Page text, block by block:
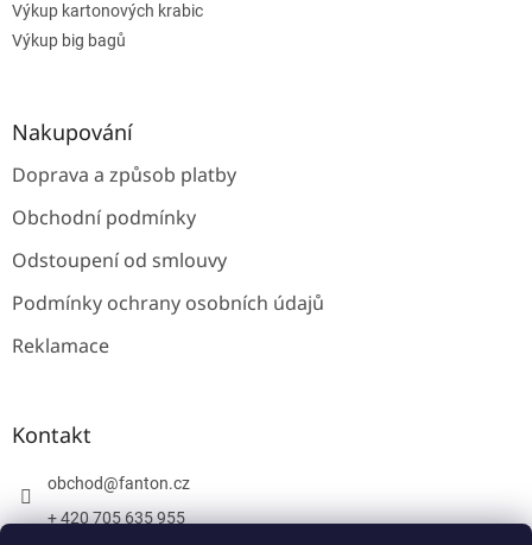
Výkup kartonových krabic
Výkup big bagů
Nakupování
Doprava a způsob platby
Obchodní podmínky
Odstoupení od smlouvy
Podmínky ochrany osobních údajů
Reklamace
Kontakt
obchod@fanton.cz
+ 420 705 635 955